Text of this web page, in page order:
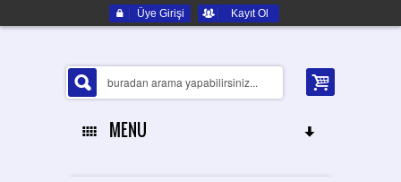
Üye Girişi Kayıt Ol
MENU